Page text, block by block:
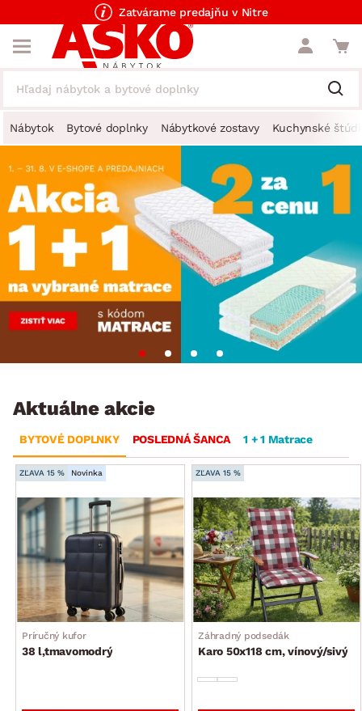
Zatvárame predajňu v Nitre
Nábytok Bytové doplnky Nábytkové zostavy Kuchynské
Aktuálne akcie
BYTOVÉ DOPLNKY POSLEDNÁ ŠANCA 1 + 1 Matrace
ZĽAVA 15 % Novinka
Príručný kufor
38 l,tmavomodrý
ZĽAVA 15 %
Záhradný podsedák
Karo 50x118 cm, vínový/sivý